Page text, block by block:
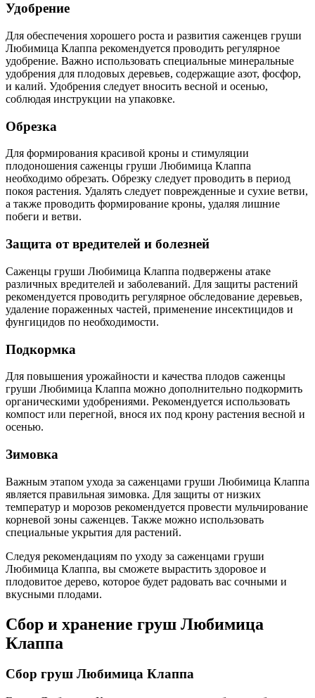
Удобрение
Для обеспечения хорошего роста и развития саженцев груши
Любимица Клаппа рекомендуется проводить регулярное
удобрение. Важно использовать специальные минеральные
удобрения для плодовых деревьев, содержащие азот, фосфор,
и калий. Удобрения следует вносить весной и осенью,
соблюдая инструкции на упаковке.
Обрезка
Для формирования красивой кроны и стимуляции
плодоношения саженцы груши Любимица Клаппа
необходимо обрезать. Обрезку следует проводить в период
покоя растения. Удалять следует поврежденные и сухие ветви,
а также проводить формирование кроны, удаляя лишние
побеги и ветви.
Защита от вредителей и болезней
Саженцы груши Любимица Клаппа подвержены атаке
различных вредителей и заболеваний. Для защиты растений
рекомендуется проводить регулярное обследование деревьев,
удаление пораженных частей, применение инсектицидов и
фунгицидов по необходимости.
Подкормка
Для повышения урожайности и качества плодов саженцы
груши Любимица Клаппа можно дополнительно подкормить
органическими удобрениями. Рекомендуется использовать
компост или перегной, внося их под крону растения весной и
осенью.
Зимовка
Важным этапом ухода за саженцами груши Любимица Клаппа
является правильная зимовка. Для защиты от низких
температур и морозов рекомендуется провести мульчирование
корневой зоны саженцев. Также можно использовать
специальные укрытия для растений.
Следуя рекомендациям по уходу за саженцами груши
Любимица Клаппа, вы сможете вырастить здоровое и
плодовитое дерево, которое будет радовать вас сочными и
вкусными плодами.
Сбор и хранение груш Любимица
Клаппа
Сбор груш Любимица Клаппа